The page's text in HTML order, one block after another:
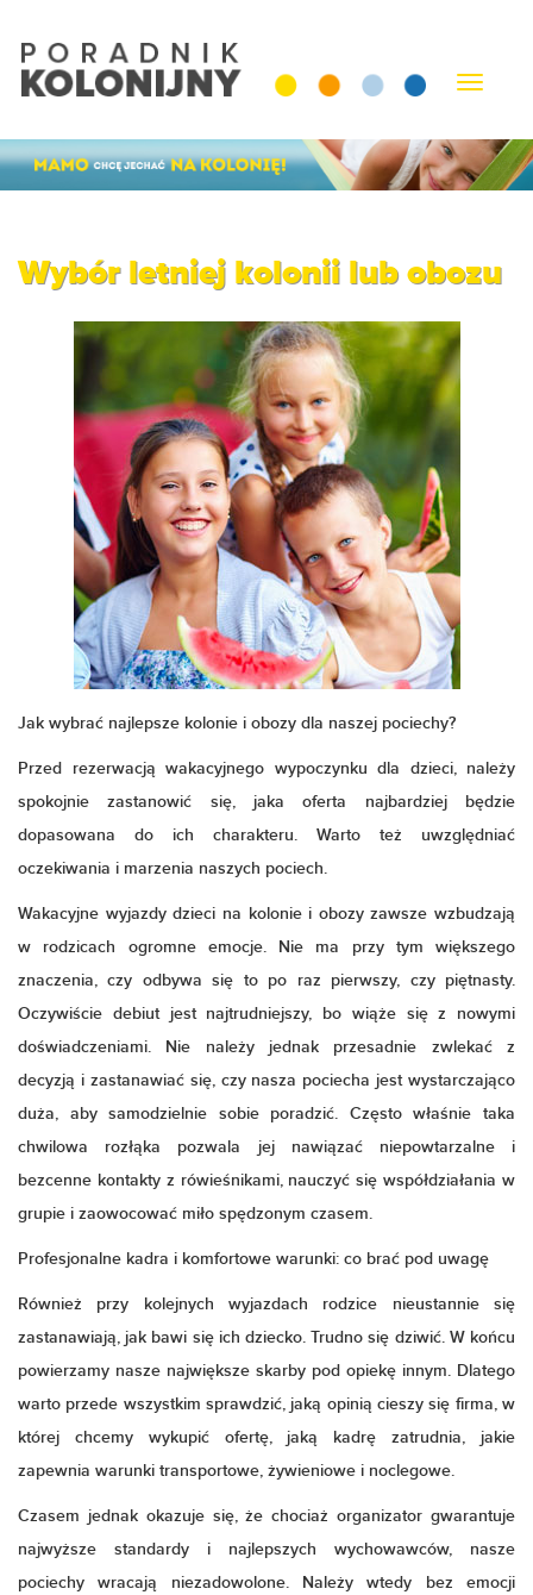
Rozwiń
Wybór letniej kolonii lub obozu
Jak wybrać najlepsze kolonie i obozy dla naszej pociechy?
Przed rezerwacją wakacyjnego wypoczynku dla dzieci, należy
spokojnie zastanowić się, jaka oferta najbardziej będzie
dopasowana do ich charakteru. Warto też uwzględniać
oczekiwania i marzenia naszych pociech.
Wakacyjne wyjazdy dzieci na kolonie i obozy zawsze wzbudzają
w rodzicach ogromne emocje. Nie ma przy tym większego
znaczenia, czy odbywa się to po raz pierwszy, czy piętnasty.
Oczywiście debiut jest najtrudniejszy, bo wiąże się z nowymi
doświadczeniami. Nie należy jednak przesadnie zwlekać z
decyzją i zastanawiać się, czy nasza pociecha jest wystarczająco
duża, aby samodzielnie sobie poradzić. Często właśnie taka
chwilowa rozłąka pozwala jej nawiązać niepowtarzalne i
bezcenne kontakty z rówieśnikami, nauczyć się współdziałania w
grupie i zaowocować miło spędzonym czasem.
Profesjonalne kadra i komfortowe warunki: co brać pod uwagę
Również przy kolejnych wyjazdach rodzice nieustannie się
zastanawiają, jak bawi się ich dziecko. Trudno się dziwić. W końcu
powierzamy nasze największe skarby pod opiekę innym. Dlatego
warto przede wszystkim sprawdzić, jaką opinią cieszy się firma, w
której chcemy wykupić ofertę, jaką kadrę zatrudnia, jakie
zapewnia warunki transportowe, żywieniowe i noclegowe.
Czasem jednak okazuje się, że chociaż organizator gwarantuje
najwyższe standardy i najlepszych wychowawców, nasze
pociechy wracają niezadowolone. Należy wtedy bez emocji